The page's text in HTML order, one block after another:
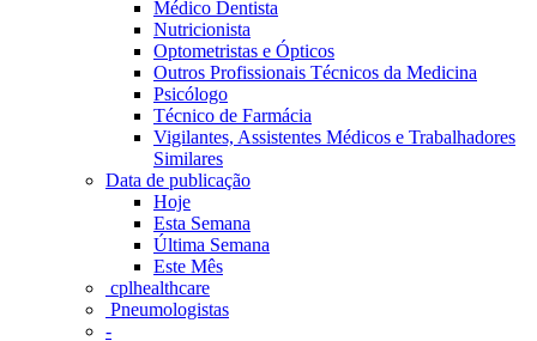
Médico Dentista
Nutricionista
Optometristas e Ópticos
Outros Profissionais Técnicos da Medicina
Psicólogo
Técnico de Farmácia
Vigilantes, Assistentes Médicos e Trabalhadores
Similares
Data de publicação
Hoje
Esta Semana
Última Semana
Este Mês
‎ cplhealthcare‬
Pneumologistas
-